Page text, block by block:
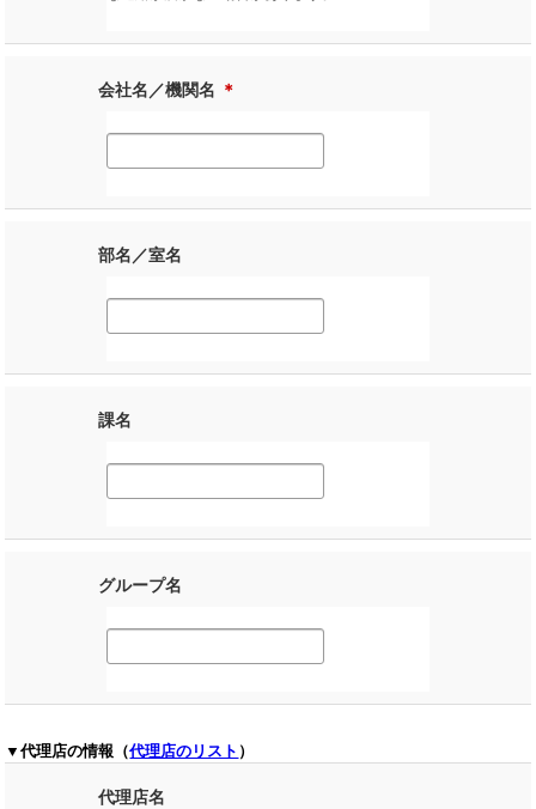
会社名／機関名 ＊
部名／室名
課名
グループ名
▼代理店の情報（代理店のリスト ）
代理店名